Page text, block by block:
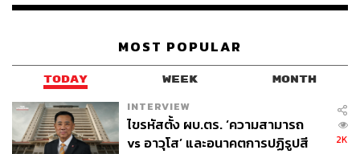
MOST POPULAR
TODAY WEEK MONTH
INTERVIEW
ไขรหัสตั้ง ผบ.ตร. ‘ความสามารถ
vs อาวุโส’ และอนาคตการปฏิรูปสี
2K